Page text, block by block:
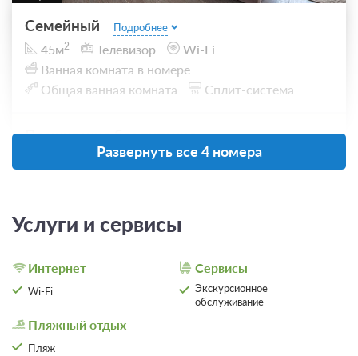
Семейный Подробнее
45м2 Телевизор
Wi-Fi
Ванная комната в номере
Общая ванная комната
Сплит-система
Проживание без питания
8 000
Развернуть все 4 номера
Услуги и сервисы
Интернет
Wi-Fi
Пляжный отдых
Пляж
Сервисы
Экскурсионное
обслуживание